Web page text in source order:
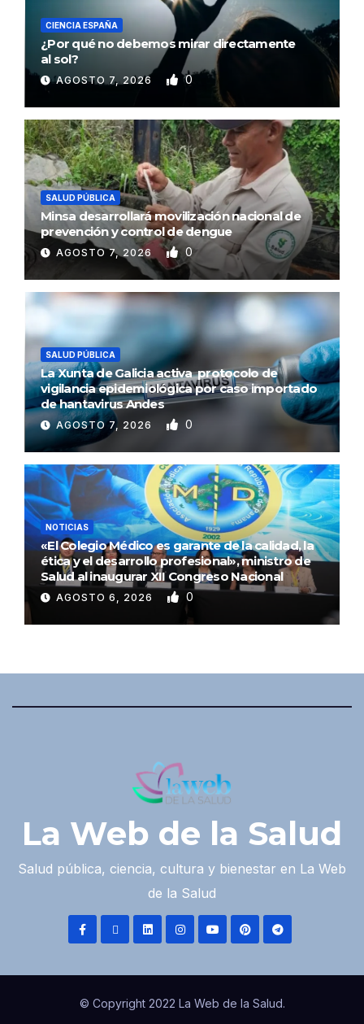
CIENCIA ESPAÑA
¿Por qué no debemos mirar directamente
al sol?
AGOSTO 7, 2026 0
SALUD PÚBLICA
Minsa desarrollará movilización nacional de
prevención y control de dengue
AGOSTO 7, 2026 0
SALUD PÚBLICA
La Xunta de Galicia activa protocolo de
vigilancia epidemiológica por caso importado
de hantavirus Andes
AGOSTO 7, 2026 0
NOTICIAS
«El Colegio Médico es garante de la calidad, la
ética y el desarrollo profesional», ministro de
Salud al inaugurar XII Congreso Nacional
AGOSTO 6, 2026 0
La Web de la Salud
Salud pública, ciencia, cultura y bienestar en La Web
de la Salud
© Copyright 2022 La Web de la Salud.